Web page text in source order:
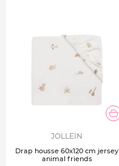
JOLLEIN
Drap housse 60x120 cm jersey
animal friends